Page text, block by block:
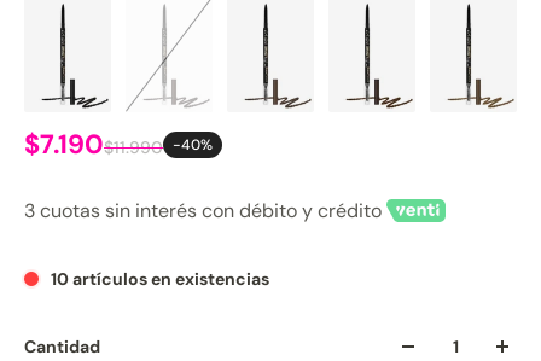
$7.190$11.990 -40%
3 cuotas sin interés con débito y crédito
10 artículos en existencias
Cantidad